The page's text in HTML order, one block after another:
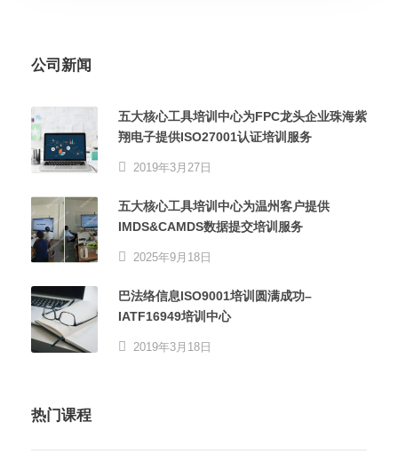
公司新闻
五大核心工具培训中心为FPC龙头企业珠海紫
翔电子提供ISO27001认证培训服务
2019年3月27日
五大核心工具培训中心为温州客户提供
IMDS&CAMDS数据提交培训服务
2025年9月18日
巴法络信息ISO9001培训圆满成功–
IATF16949培训中心
2019年3月18日
热门课程